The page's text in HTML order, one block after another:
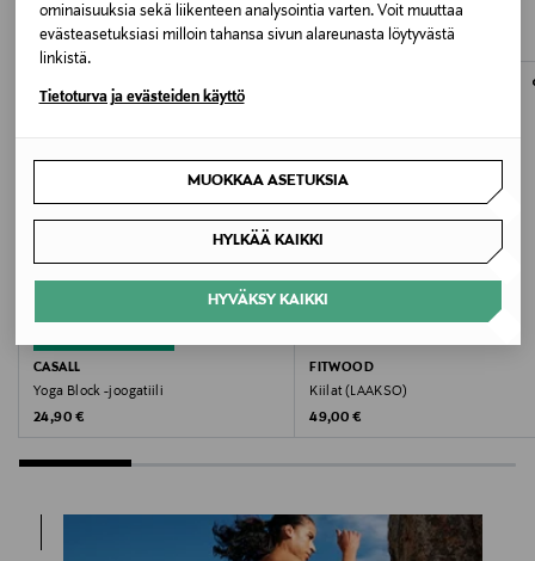
ominaisuuksia sekä liikenteen analysointia varten. Voit muuttaa
evästeasetuksiasi milloin tahansa sivun alareunasta löytyvästä
linkistä.
Tietoturva ja evästeiden käyttö
MUOKKAA ASETUKSIA
HYLKÄÄ KAIKKI
HYVÄKSY KAIKKI
Valmistajan osoite
Ströbogatan 25, 616 34 Åby (Norrköping), Sweden
Digitaalinen osoite
Avainsanat
casall, joogamatto, matto, treenitarvikkeet, urheilu,
jooga
TUOTTEITA
CASALL
Yoga Block -joogatiili
Original Price
24,90 €
FITWOOD
Kiilat (LAAKSO)
Original Price
49,00 €